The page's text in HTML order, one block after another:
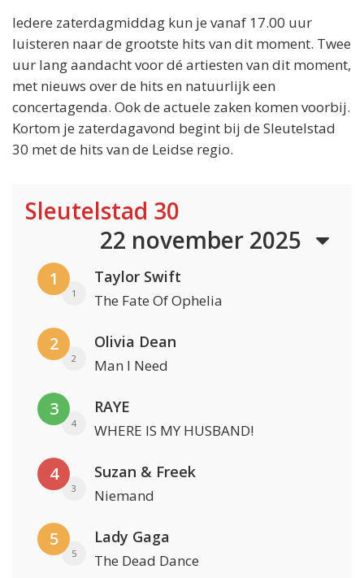
Iedere zaterdagmiddag kun je vanaf 17.00 uur
luisteren naar de grootste hits van dit moment. Twee
uur lang aandacht voor dé artiesten van dit moment,
met nieuws over de hits en natuurlijk een
concertagenda. Ook de actuele zaken komen voorbij.
Kortom je zaterdagavond begint bij de Sleutelstad
30 met de hits van de Leidse regio.
Sleutelstad 30
22 november 2025
1
1
Taylor Swift
The Fate Of Ophelia
2
2
Olivia Dean
Man I Need
3
4
RAYE
WHERE IS MY HUSBAND!
4
3
Suzan & Freek
Niemand
5
5
Lady Gaga
The Dead Dance